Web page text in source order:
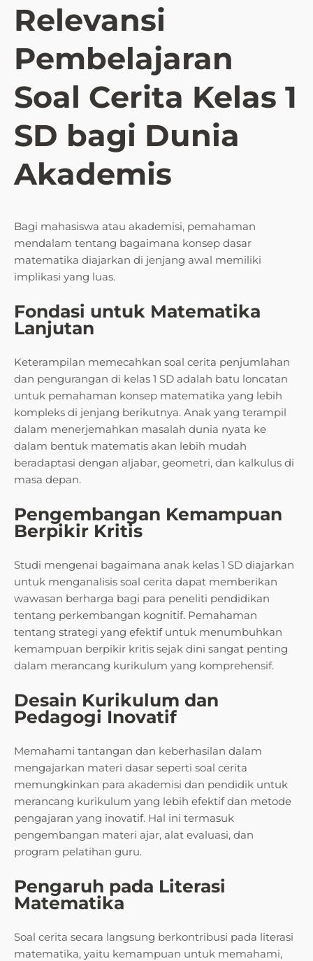
Relevansi
Pembelajaran
Soal Cerita Kelas 1
SD bagi Dunia
Akademis
Bagi mahasiswa atau akademisi, pemahaman
mendalam tentang bagaimana konsep dasar
matematika diajarkan di jenjang awal memiliki
implikasi yang luas.
Fondasi untuk Matematika
Lanjutan
Keterampilan memecahkan soal cerita penjumlahan
dan pengurangan di kelas 1 SD adalah batu loncatan
untuk pemahaman konsep matematika yang lebih
kompleks di jenjang berikutnya. Anak yang terampil
dalam menerjemahkan masalah dunia nyata ke
dalam bentuk matematis akan lebih mudah
beradaptasi dengan aljabar, geometri, dan kalkulus di
masa depan.
Pengembangan Kemampuan
Berpikir Kritis
Studi mengenai bagaimana anak kelas 1 SD diajarkan
untuk menganalisis soal cerita dapat memberikan
wawasan berharga bagi para peneliti pendidikan
tentang perkembangan kognitif. Pemahaman
tentang strategi yang efektif untuk menumbuhkan
kemampuan berpikir kritis sejak dini sangat penting
dalam merancang kurikulum yang komprehensif.
Desain Kurikulum dan
Pedagogi Inovatif
Memahami tantangan dan keberhasilan dalam
mengajarkan materi dasar seperti soal cerita
memungkinkan para akademisi dan pendidik untuk
merancang kurikulum yang lebih efektif dan metode
pengajaran yang inovatif. Hal ini termasuk
pengembangan materi ajar, alat evaluasi, dan
program pelatihan guru.
Pengaruh pada Literasi
Matematika
Soal cerita secara langsung berkontribusi pada literasi
matematika, yaitu kemampuan untuk memahami,